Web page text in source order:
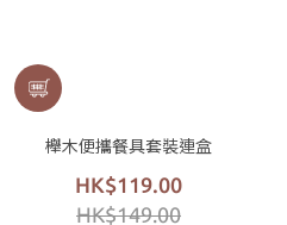
櫸木便攜餐具套裝連盒
HK$119.00
HK$149.00